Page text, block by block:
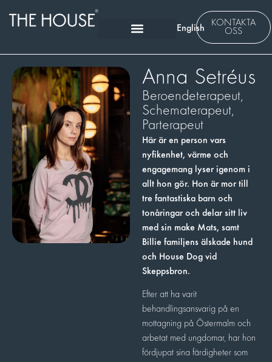
English
KONTAKTA
OSS
Anna Setréus
Beroendeterapeut,
Schematerapeut,
Parterapeut
Här är en person vars
nyfikenhet, värme och
engagemang lyser igenom i
allt hon gör. Hon är mor till
tre fantastiska barn och
tonåringar och delar sitt liv
med sin make Mats, samt
Billie familjens älskade hund
och House Dog vid
Skeppsbron.
Efter att ha varit
behandlingsansvarig på en
mottagning på Östermalm och
arbetat med ungdomar, har hon
fördjupat sina färdigheter som